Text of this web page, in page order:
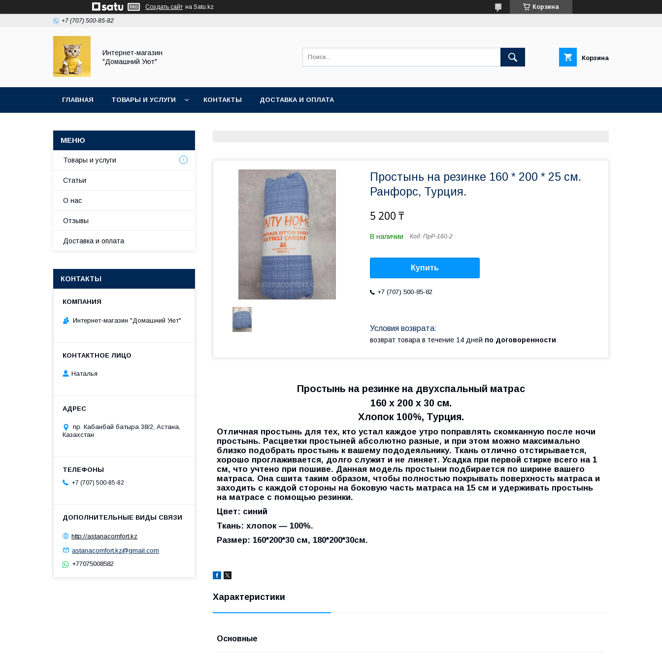
Создать сайт на Satu.kz Корзина
+7 (707) 500-85-82
Интернет-магазин
"Домашний Уют"
Корзина
ГЛАВНАЯ ТОВАРЫ И УСЛУГИ КОНТАКТЫ ДОСТАВКА И ОПЛАТА
Простынь на резинке 160 * 200 * 25 см.
Ранфорс, Турция.
5 200 ₸
В наличии Код: ПрР-160-2
Купить
+7 (707) 500-85-82
возврат товара в течение 14 дней по договоренности
Простынь на резинке на двухспальный матрас
160 х 200 х 30 см.
Хлопок 100%, Турция.
Отличная простынь для тех, кто устал каждое утро поправлять скомканную после ночи
простынь. Расцветки простыней абсолютно разные, и при этом можно максимально
близко подобрать простынь к вашему пододеяльнику. Ткань отлично отстирывается,
хорошо проглаживается, долго служит и не линяет. Усадка при первой стирке всего на 1
см, что учтено при пошиве. Данная модель простыни подбирается по ширине вашего
матраса. Она сшита таким образом, чтобы полностью покрывать поверхность матраса и
заходить с каждой стороны на боковую часть матраса на 15 см и удерживать простынь
на матрасе с помощью резинки.
Цвет: синий
Ткань: хлопок ― 100%.
Размер: 160*200*30 см, 180*200*30см.
Характеристики
Основные
Товары и услуги
Статьи
О нас
Отзывы
Доставка и оплата
КОНТАКТЫ
Интернет-магазин "Домашний Уют"
Наталья
пр. Кабанбай батыра 38/2, Астана,
Казахстан
+7 (707) 500-85-82
http://astanacomfort.kz
astanacomfort.kz@gmail.com
+77075008582